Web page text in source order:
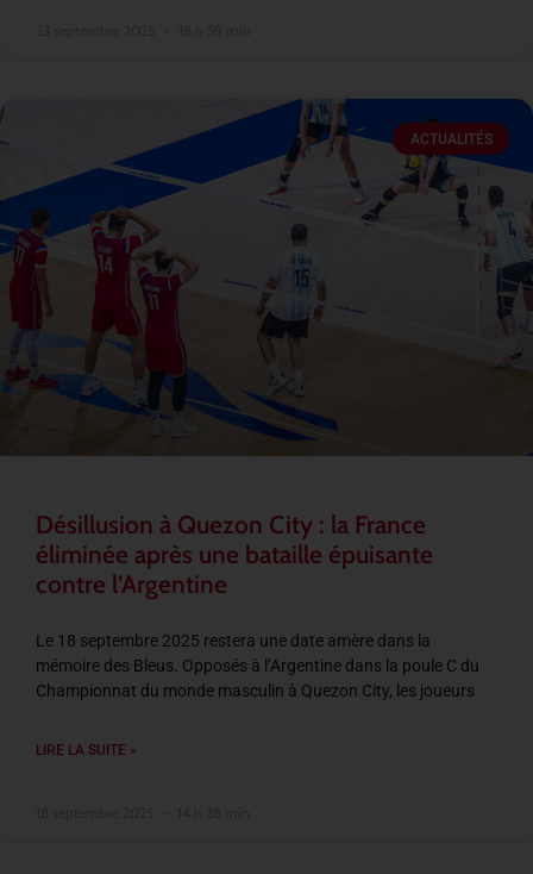
ACTUALITÉS
Désillusion à Quezon City : la France
éliminée après une bataille épuisante
contre l’Argentine
Le 18 septembre 2025 restera une date amère dans la
mémoire des Bleus. Opposés à l’Argentine dans la poule C du
Championnat du monde masculin à Quezon City, les joueurs
LIRE LA SUITE »